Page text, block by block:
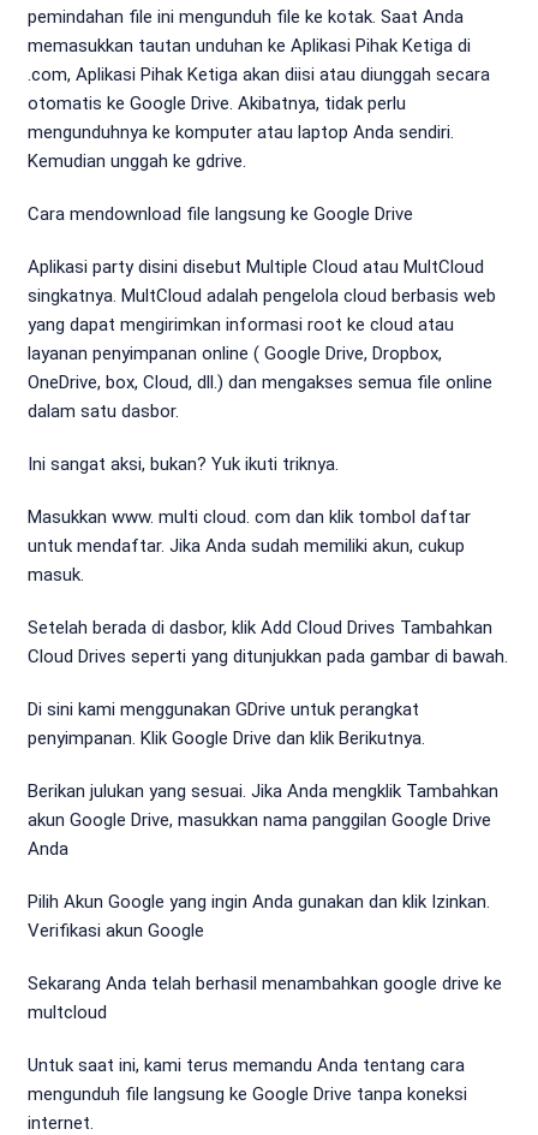
pemindahan file ini mengunduh file ke kotak. Saat Anda
memasukkan tautan unduhan ke Aplikasi Pihak Ketiga di
.com, Aplikasi Pihak Ketiga akan diisi atau diunggah secara
otomatis ke Google Drive. Akibatnya, tidak perlu
mengunduhnya ke komputer atau laptop Anda sendiri.
Kemudian unggah ke gdrive.
Cara mendownload file langsung ke Google Drive
Aplikasi party disini disebut Multiple Cloud atau MultCloud
singkatnya. MultCloud adalah pengelola cloud berbasis web
yang dapat mengirimkan informasi root ke cloud atau
layanan penyimpanan online ( Google Drive, Dropbox,
OneDrive, box, Cloud, dll.) dan mengakses semua file online
dalam satu dasbor.
Ini sangat aksi, bukan? Yuk ikuti triknya.
Masukkan www. multi cloud. com dan klik tombol daftar
untuk mendaftar. Jika Anda sudah memiliki akun, cukup
masuk.
Setelah berada di dasbor, klik Add Cloud Drives Tambahkan
Cloud Drives seperti yang ditunjukkan pada gambar di bawah.
Di sini kami menggunakan GDrive untuk perangkat
penyimpanan. Klik Google Drive dan klik Berikutnya.
Berikan julukan yang sesuai. Jika Anda mengklik Tambahkan
akun Google Drive, masukkan nama panggilan Google Drive
Anda
Pilih Akun Google yang ingin Anda gunakan dan klik Izinkan.
Verifikasi akun Google
Sekarang Anda telah berhasil menambahkan google drive ke
multcloud
Untuk saat ini, kami terus memandu Anda tentang cara
mengunduh file langsung ke Google Drive tanpa koneksi
internet.